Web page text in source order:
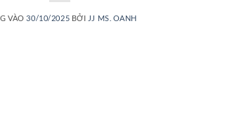
VÀO 30/10/2025 BỞI JJ MS. OANH